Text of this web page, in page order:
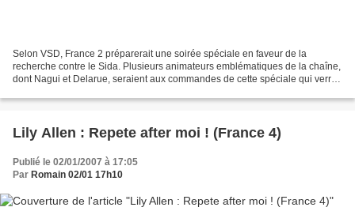
Selon VSD, France 2 préparerait une soirée spéciale en faveur de la
recherche contre le Sida. Plusieurs animateurs emblématiques de la chaîne,
dont Nagui et Delarue, seraient aux commandes de cette spéciale qui verrait
Lily Allen : Repete after moi ! (France 4)
Publié le 02/01/2007 à 17:05
Par Romain 02/01 17h10